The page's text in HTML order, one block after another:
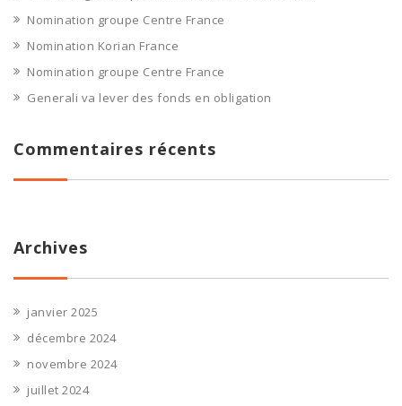
Nomination groupe Centre France
Nomination Korian France
Nomination groupe Centre France
Generali va lever des fonds en obligation
Commentaires récents
Archives
janvier 2025
décembre 2024
novembre 2024
juillet 2024